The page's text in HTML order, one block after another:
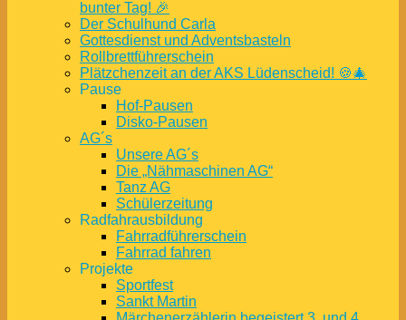
bunter Tag! 🎉
Der Schulhund Carla
Gottesdienst und Adventsbasteln
Rollbrettführerschein
Plätzchenzeit an der AKS Lüdenscheid! 🍪🎄
Pause
Hof-Pausen
Disko-Pausen
AG´s
Unsere AG´s
Die „Nähmaschinen AG“
Tanz AG
Schülerzeitung
Radfahrausbildung
Fahrradführerschein
Fahrrad fahren
Projekte
Sportfest
Sankt Martin